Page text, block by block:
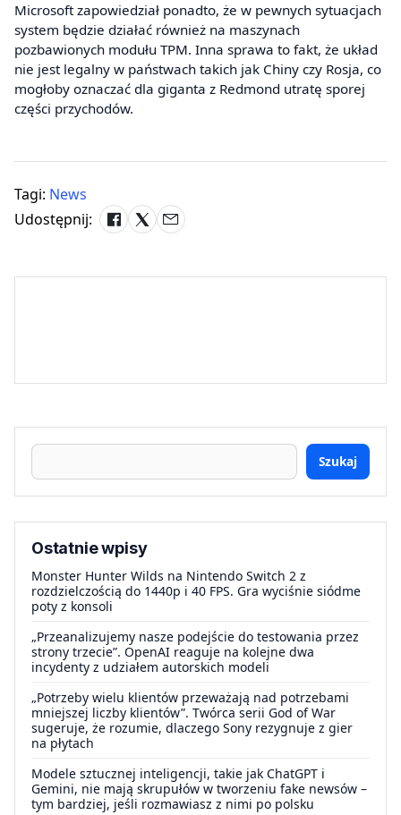
Microsoft zapowiedział ponadto, że w pewnych sytuacjach
system będzie działać również na maszynach
pozbawionych modułu TPM. Inna sprawa to fakt, że układ
nie jest legalny w państwach takich jak Chiny czy Rosja, co
mogłoby oznaczać dla giganta z Redmond utratę sporej
części przychodów.
Tagi: News
Udostępnij:
Szukaj
Ostatnie wpisy
Monster Hunter Wilds na Nintendo Switch 2 z
rozdzielczością do 1440p i 40 FPS. Gra wyciśnie siódme
poty z konsoli
„Przeanalizujemy nasze podejście do testowania przez
strony trzecie”. OpenAI reaguje na kolejne dwa
incydenty z udziałem autorskich modeli
„Potrzeby wielu klientów przeważają nad potrzebami
mniejszej liczby klientów”. Twórca serii God of War
sugeruje, że rozumie, dlaczego Sony rezygnuje z gier
na płytach
Modele sztucznej inteligencji, takie jak ChatGPT i
Gemini, nie mają skrupułów w tworzeniu fake newsów –
tym bardziej, jeśli rozmawiasz z nimi po polsku